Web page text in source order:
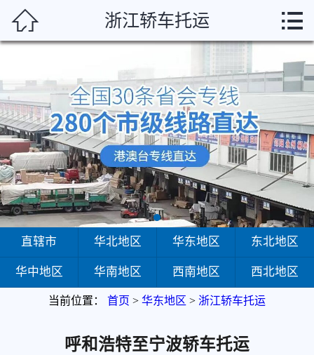
华北地区
华东地区
东北地区
华中地区
华南地区
西南地区
 浙江轿车托运 
直辖市 华北地区 华东地区 东北地区
华中地区 华南地区 西南地区 西北地区
当前位置： 首页 > 华东地区 > 浙江轿车托运
呼和浩特至宁波轿车托运